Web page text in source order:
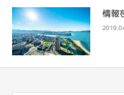
情報